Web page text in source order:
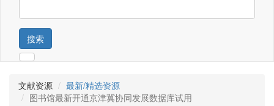
搜索
文献资源
最新/精选资源
图书馆最新开通京津冀协同发展数据库试用